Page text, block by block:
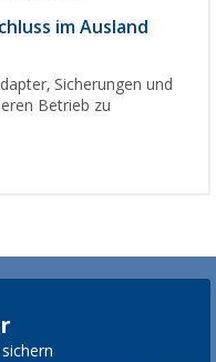
im Ausland
Sicherungen und
Betrieb zu